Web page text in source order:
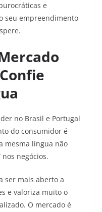
e
seu empreendimento
no Brasil e Portugal
do consumidor é
mesma língua não
negócios.
ser mais aberto a
e valoriza muito o
O mercado é